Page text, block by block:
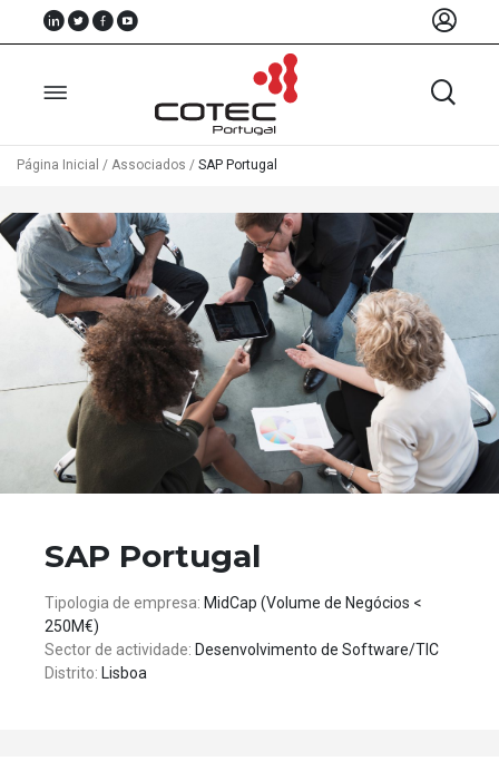
Sobre
Nós
Associados
Recursos
Notícias
Eventos
Projectos
Página Inicial / Associados / SAP Portugal
SAP Portugal
Tipologia de empresa: MidCap (Volume de Negócios <
250M€)
Sector de actividade: Desenvolvimento de Software/TIC
Distrito: Lisboa